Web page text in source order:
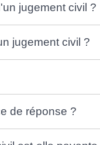
jugement civil ?
jugement civil ?
de réponse ?